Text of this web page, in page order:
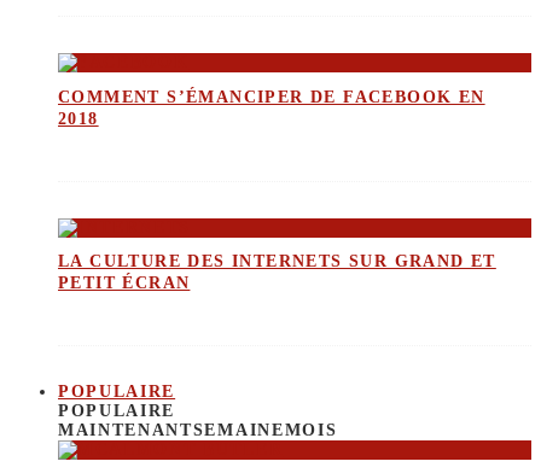
COMMENT S’ÉMANCIPER DE FACEBOOK EN
2018
LA CULTURE DES INTERNETS SUR GRAND ET
PETIT ÉCRAN
POPULAIRE
POPULAIRE
MAINTENANTSEMAINEMOIS